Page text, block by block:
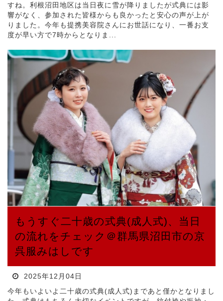
すね。利根沼田地区は当日夜に雪が降りましたが式典には影
響がなく、参加された皆様からも良かったと安心の声が上が
りました。今年も提携美容院さんにお世話になり、一番お支
度が早い方で7時からとなりま...
もうすぐ二十歳の式典(成人式)、当日
の流れをチェック＠群馬県沼田市の京
呉服みはしです
2025年12月04日
今年もいよいよ二十歳の式典(成人式)まであと僅かとなりまし